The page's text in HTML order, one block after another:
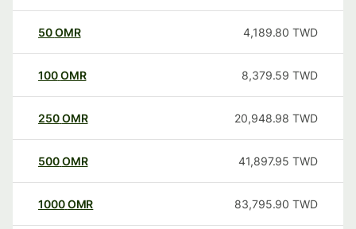
50OMR 4,189.80 TWD
100OMR 8,379.59 TWD
250OMR 20,948.98 TWD
500OMR 41,897.95 TWD
1000OMR 83,795.90 TWD